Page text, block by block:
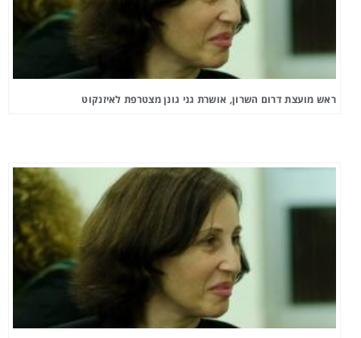
ראש מועצת דרום השרון, אושרת גני גונן מצטרפת לאיזנקוט